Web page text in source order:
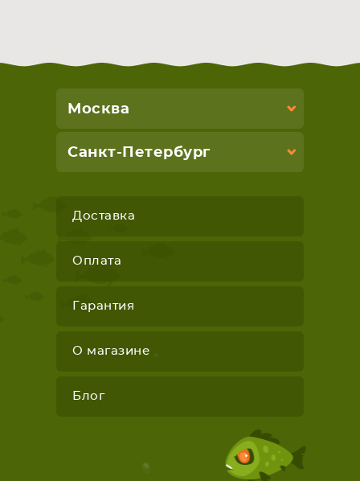
Москва
Санкт-Петербург
Доставка
Оплата
Гарантия
О магазине
Блог